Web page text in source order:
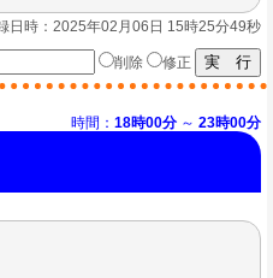
日時：2025年02月06日 15時25分49秒
削除 修正
時間： 18時00分 ～ 23時00分